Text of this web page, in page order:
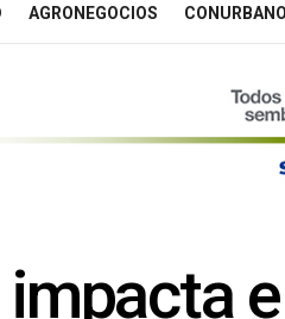
AGRONEGOCIOS CONURBANO